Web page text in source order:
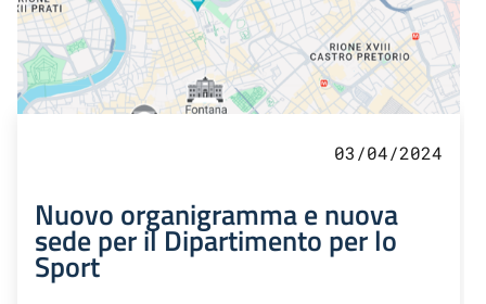
03/04/2024
Nuovo organigramma e nuova
sede per il Dipartimento per lo
Sport